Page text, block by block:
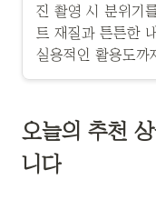
진 촬영 시 분위기
트 재질과 튼튼한
실용적인 활용도까
오늘의 추천
니다